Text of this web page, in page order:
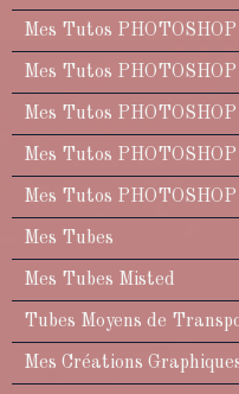
Mes Tutos
Mes Tutos
Mes Tutos
Mes Tutos
Mes Tutos
Mes Tubes
Mes Tubes Misted
Tubes Moyens de
Mes Créations